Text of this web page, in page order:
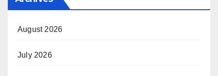
August 2026
July 2026